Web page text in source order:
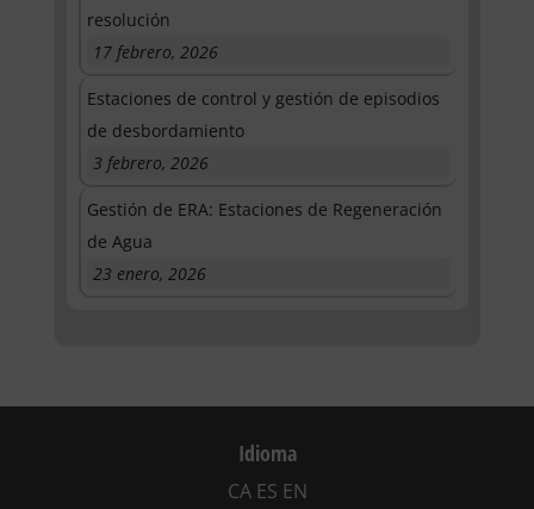
resolución
17 febrero, 2026
Estaciones de control y gestión de episodios
de desbordamiento
3 febrero, 2026
Gestión de ERA: Estaciones de Regeneración
de Agua
23 enero, 2026
Idioma
CA ES EN